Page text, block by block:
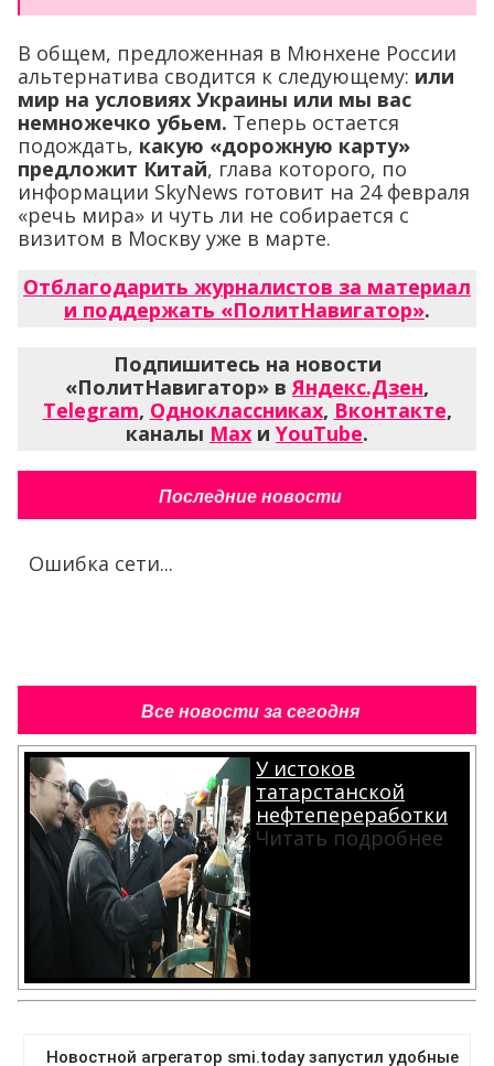
В общем, предложенная в Мюнхене России
альтернатива сводится к следующему: или
мир на условиях Украины или мы вас
немножечко убьем. Теперь остается
подождать, какую «дорожную карту»
предложит Китай, глава которого, по
информации SkyNews готовит на 24 февраля
«речь мира» и чуть ли не собирается с
визитом в Москву уже в марте.
Отблагодарить журналистов за материал
и поддержать «ПолитНавигатор».
Подпишитесь на новости
«ПолитНавигатор» в Яндекс.Дзен,
Telegram, Одноклассниках, Вконтакте,
каналы Max и YouTube.
Последние новости
Ошибка сети...
Все новости за сегодня
У истоков
татарстанской
нефтепереработки
Читать подробнее